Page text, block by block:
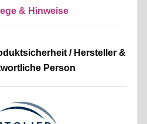
& Hinweise
/ Hersteller &
Person